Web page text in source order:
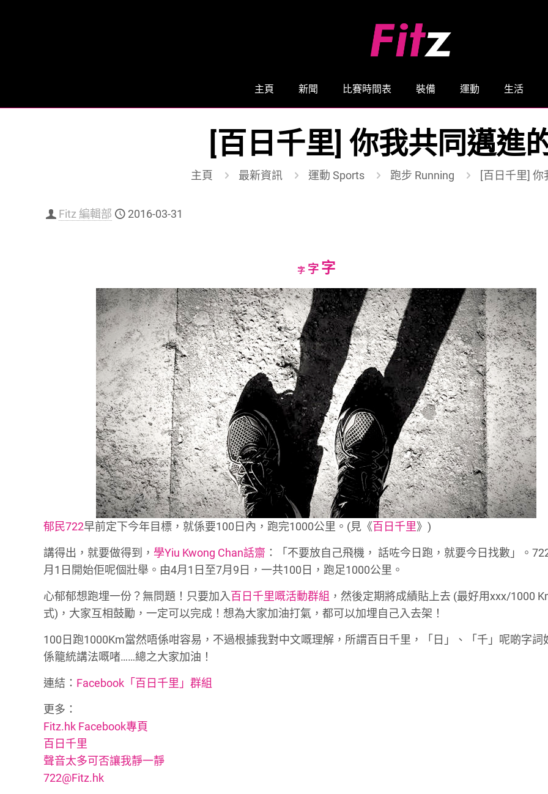
主頁 新聞 比賽時間表 裝備 運動 生活
[百日千里] 你我共同邁進
主頁 最新資訊 運動 Sports 跑步 Running [百日千里]
Fitz 編輯部 2016-03-31
字Decrease
size.
字Reset
size.
字Increase
font
size.
郁民722早前定下今年目標，就係要100日內，跑完1000公里。(見《百日千里》)
講得出，就要做得到， 學Yiu Kwong Chan話齋 ：「不要放自己飛機， 話咗今日跑，就要今日找數」。
月1日開始佢呢個壯舉。由4月1日至7月9日，一共100日，跑足1000公里。
心郁郁想跑埋一份？無問題！只要加入百日千里嘅活動群組 ，然後定期將成績貼上去 (最好用xxx/1000
式)，大家互相鼓勵，一定可以完成！想為大家加油打氣，都可以加埋自己入去架！
100日跑1000Km當然唔係咁容易，不過根據我對中文嘅理解，所謂百日千里，「日」、「千」呢啲字詞
係籠統講法嘅啫……總之大家加油！
連結： Facebook「百日千里」群組
更多：
Fitz.hk Facebook專頁
百日千里
聲音太多可否讓我靜一靜
722@Fitz.hk